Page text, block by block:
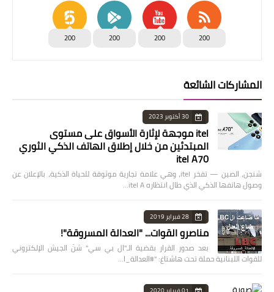
200
200
200
200
المشاركات الشائعة
30 أكتوبر 2023
itel موجهة لإثارة الأسواق على مستوى
المبتدئين من خلال إطلاق الهاتف الذكي الثوري
itel A70
شنجن، الصين — تفخر itel، وهي علامة تجارية موثوقة للحياة الذكية، بالإعلان عن
وصول هاتفها الذكي الذي طال انتظاره itel A…
28 فبراير 2019
مناصرو القوات... "العدالة المسروقة"!
بعد صدور القرار بقضية الـ"ال بي سي" شنّ الجيش الإلكتروني
للقوات اللبنانية حملة تحت هاشتاغ: "#العدالة_ا…